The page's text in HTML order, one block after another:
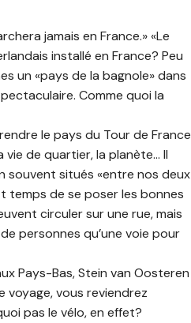
jamais en France.» «Le
installé en France? Peu
un «pays de la bagnole» dans
Comme quoi la
le pays du Tour de France
vie de quartier, la planète… Il
souvent situés «entre nos deux
temps de se poser les bonnes
circuler sur une rue, mais
personnes qu’une voie pour
Pays-Bas, Stein van Oosteren
voyage, vous reviendrez
pas le vélo, en effet?